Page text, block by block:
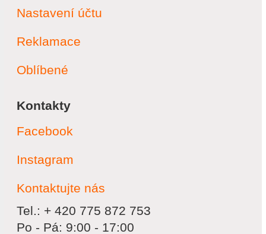
Nastavení účtu
Reklamace
Oblíbené
Kontakty
Facebook
Instagram
Kontaktujte nás
Tel.: + 420 775 872 753
Po - Pá: 9:00 - 17:00